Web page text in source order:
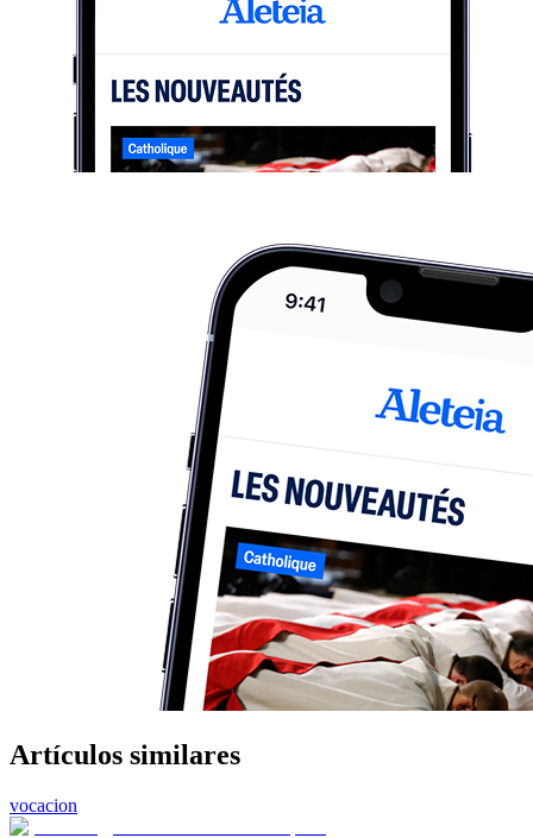
Artículos similares
vocacion